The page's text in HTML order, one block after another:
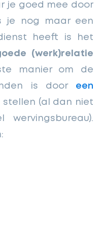
je goed mee door
je nog maar een
heeft is het
(werk)relatie
manier om de
is door een
stellen (al dan niet
wervingsbureau).